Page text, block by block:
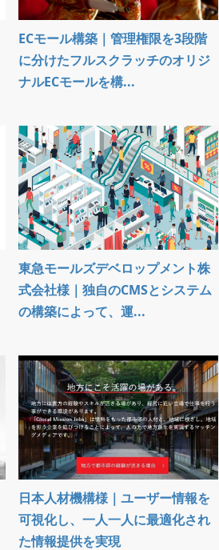
ECモール構築｜管理権限を3段階
に分けたフルスクラッチのオリジ
ナルECモールを構...
東急モールズデベロップメント株
式会社様｜独自のCMSとシステム
の構築によって、運...
日本人材機構様｜ユーザー情報を
可視化し、一人一人に最適化され
た情報提供を実現